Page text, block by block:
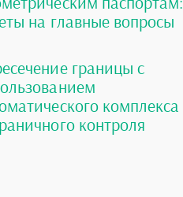
на главные вопросы
границы с
комплекса
контроля